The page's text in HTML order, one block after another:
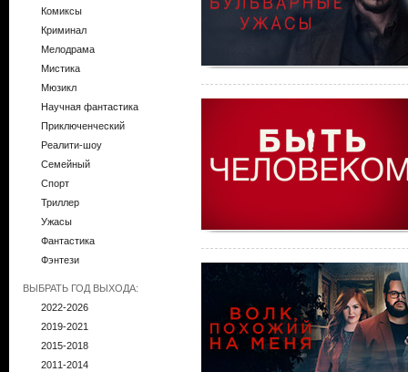
Комиксы
Криминал
Мелодрама
Мистика
Мюзикл
Научная фантастика
Приключенческий
Реалити-шоу
Семейный
Спорт
Триллер
Ужасы
Фантастика
Фэнтези
ВЫБРАТЬ ГОД ВЫХОДА:
2022-2026
2019-2021
2015-2018
2011-2014